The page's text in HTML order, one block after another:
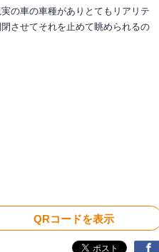
の車の車種がありとてもリアリテ
させてそれを止めて眺められるの
QRコードを表示